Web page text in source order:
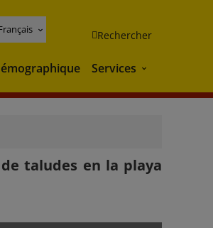
Rechercher
Services Services
taludes en la playa